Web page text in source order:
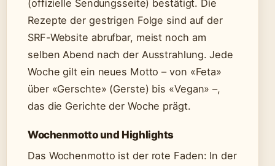
(offizielle Sendungsseite) bestätigt. Die
Rezepte der gestrigen Folge sind auf der
SRF-Website abrufbar, meist noch am
selben Abend nach der Ausstrahlung. Jede
Woche gilt ein neues Motto – von «Feta»
über «Gerschte» (Gerste) bis «Vegan» –,
das die Gerichte der Woche prägt.
Wochenmotto und Highlights
Das Wochenmotto ist der rote Faden: In der